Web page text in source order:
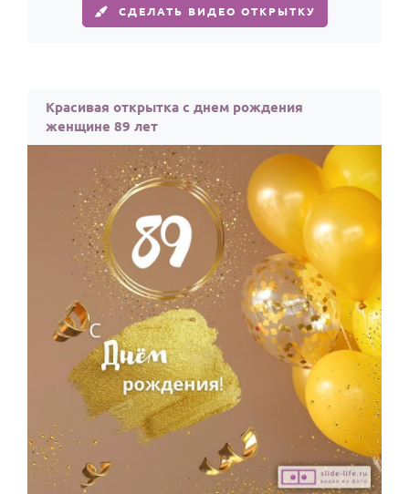
СДЕЛАТЬ ВИДЕО ОТКРЫТКУ
Красивая открытка с днем рождения
женщине 89 лет